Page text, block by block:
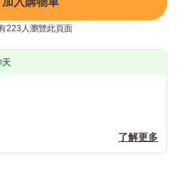
加入購物車
223人瀏覽此頁面
天
了解更多